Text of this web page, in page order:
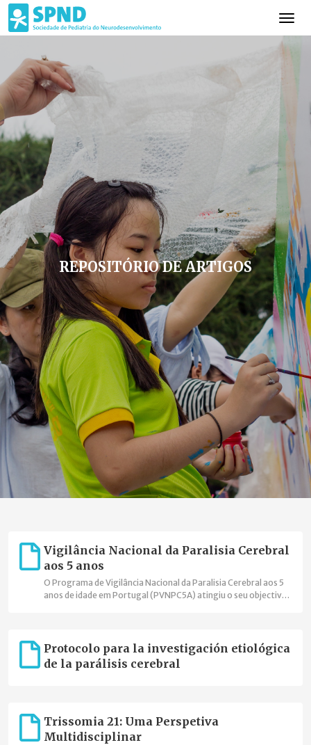
REPOSITÓRIO DE ARTIGOS
Vigilância Nacional da Paralisia Cerebral
aos 5 anos
O Programa de Vigilância Nacional da Paralisia Cerebral aos 5
anos de idade em Portugal (PVNPC5A) atingiu o seu objectivo
com o Joint Research Centre da Comissão Europeia para
integrar a Plataforma Europeia de Registos de Doenças
Raras."
Protocolo para la investigación etiológica
de la parálisis cerebral
Trissomia 21: Uma Perspetiva
Multidisciplinar